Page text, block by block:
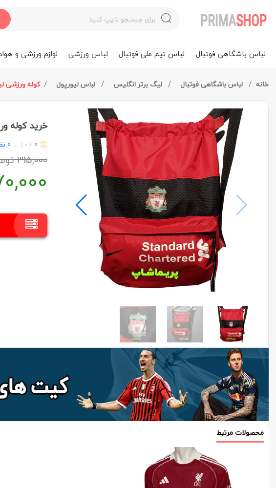
لباس باشگاهی فوتبال لباس تیم ملی فوتبال لباس ورزشی لوازم ورزشی و
خانه لباس باشگاهی فوتبال لیگ برتر انگلیس لباس لیورپول کوله ورزشی
خرید کوله
0
( 0 )
0
315,000
محصولات مرتبط